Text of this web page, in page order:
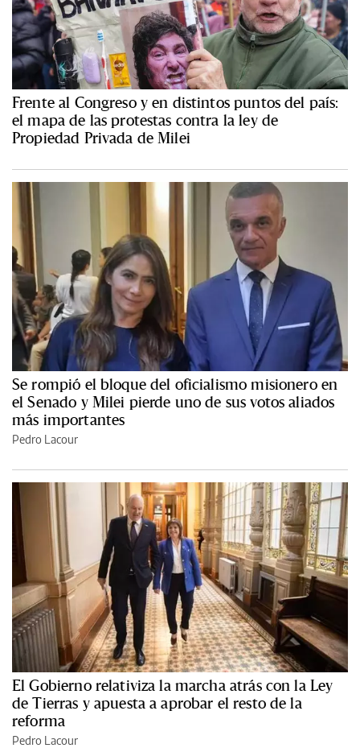
Frente al Congreso y en distintos puntos del país:
el mapa de las protestas contra la ley de
Propiedad Privada de Milei
Se rompió el bloque del oficialismo misionero en
el Senado y Milei pierde uno de sus votos aliados
más importantes
Pedro Lacour
El Gobierno relativiza la marcha atrás con la Ley
de Tierras y apuesta a aprobar el resto de la
reforma
Pedro Lacour